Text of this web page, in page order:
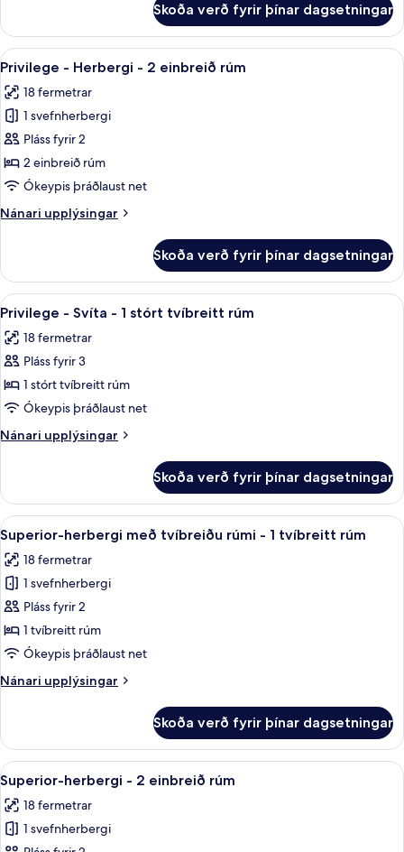
1
stórt
tvíbreitt
rúm
-
Herbergi
með
tvíbreiðu
rúmi
stórt
tvíbreitt
rúm
Skoða verð fyrir þínar dagsetningar
Skoða
allar
myndir
fyrir
Privilege
-
Herbergi
2
Öryggishólf í herbergi, skrifborð,
5
Privilege - Herbergi - 2 einbreið rúm
18 fermetrar
1 svefnherbergi
Pláss fyrir 2
2 einbreið rúm
Ókeypis þráðlaust net
Nánari upplýsingar
Nánari
-
Herbergi
-
einbreið
rúm
Skoða verð fyrir þínar dagsetningar
Skoða
allar
myndir
fyrir
Privilege
-
Svíta
-
stórt
tvíbreitt
rúm
Privilege - Svíta - 1 stórt tvíbreitt
5
Privilege - Svíta - 1 stórt tvíbreitt rúm
18 fermetrar
Pláss fyrir 3
1 stórt tvíbreitt rúm
Ókeypis þráðlaust net
Nánari upplýsingar
Nánari
-
Svíta
-
stórt
tvíbreitt
rúm
Skoða verð fyrir þínar dagsetningar
Skoða
allar
myndir
fyrir
Superior-
herbergi
með
rúmi
tvíbreitt
rúm
Öryggishólf í herbergi, skrifborð,
10
Superior-herbergi með tvíbreiðu rúmi - 1 tvíbreitt rúm
18 fermetrar
1 svefnherbergi
Pláss fyrir 2
1 tvíbreitt rúm
Ókeypis þráðlaust net
Nánari upplýsingar
Nánari
herbergi
með
tvíbreiðu
rúmi
tvíbreitt
Skoða verð fyrir þínar dagsetningar
Skoða
allar
myndir
fyrir
Öryggishólf í herbergi, skrifborð,
5
Superior-herbergi - 2 einbreið rúm
18 fermetrar
1 svefnherbergi